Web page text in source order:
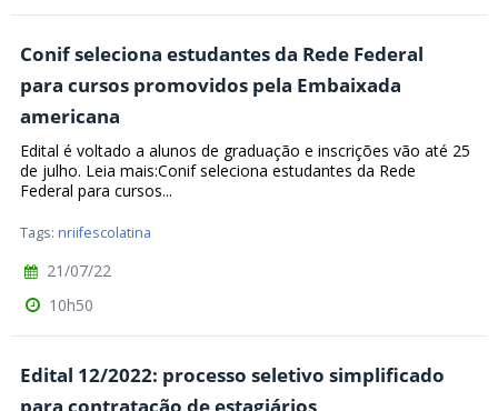
Conif seleciona estudantes da Rede Federal
para cursos promovidos pela Embaixada
americana
Edital é voltado a alunos de graduação e inscrições vão até 25
de julho. Leia mais:Conif seleciona estudantes da Rede
Federal para cursos...
Tags: nriifescolatina
21/07/22
10h50
Edital 12/2022: processo seletivo simplificado
para contratação de estagiários